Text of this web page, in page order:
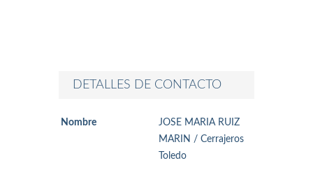
DETALLES DE CONTACTO
Nombre
JOSE MARIA RUIZ
MARIN / Cerrajeros
Toledo